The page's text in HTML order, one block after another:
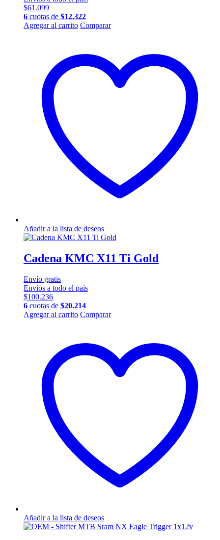
$61.099
6 cuotas de $12.322
Agregar al carrito Comparar
Añadir a la lista de deseos
Cadena KMC X11 Ti Gold
Envío gratis
Envíos a todo el país
$100.236
6 cuotas de $20.214
Agregar al carrito Comparar
Añadir a la lista de deseos